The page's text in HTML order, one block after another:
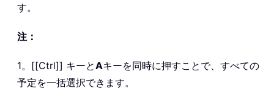
す。
注：
1。[[Ctrl]] キーとAキーを同時に押すことで、すべての
予定を一括選択できます。